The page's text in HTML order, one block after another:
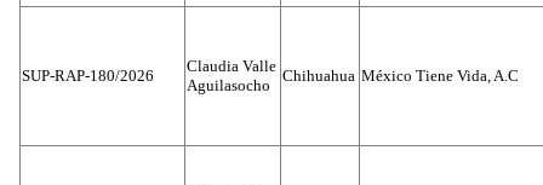
SUP-RAP-180/2026
Claudia Valle
Aguilasocho
Chihuahua México Tiene Vida, A.C